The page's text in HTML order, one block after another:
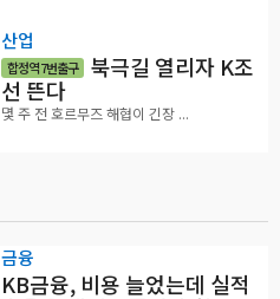
산업
합정역 7번출구 북극길 열리자 K조
선 뜬다
몇 주 전 호르무즈 해협이 긴장 ...
금융
KB금융, 비용 늘었는데 실적